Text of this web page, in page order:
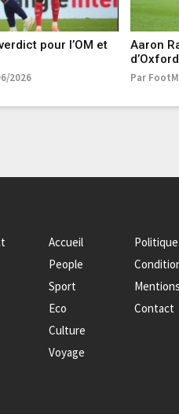
pour l’OM et
2026
Aaron
Par
Accueil
People
Sport
Eco
Culture
Voyage
Contact